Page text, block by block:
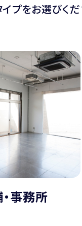
プをお選びくだ
事務所